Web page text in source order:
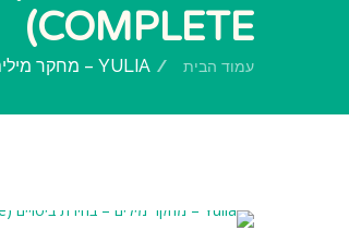
COMPLETE)
עמוד הבית YULIA – מחקר מילים – בחירת ביטויים (MANUAL COMPLETE)